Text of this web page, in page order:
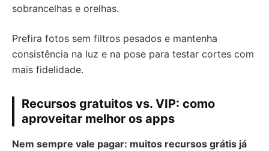
sobrancelhas e orelhas.
Prefira fotos sem filtros pesados e mantenha
consistência na luz e na pose para testar cortes com
mais fidelidade.
Recursos gratuitos vs. VIP: como
aproveitar melhor os apps
Nem sempre vale pagar: muitos recursos grátis já